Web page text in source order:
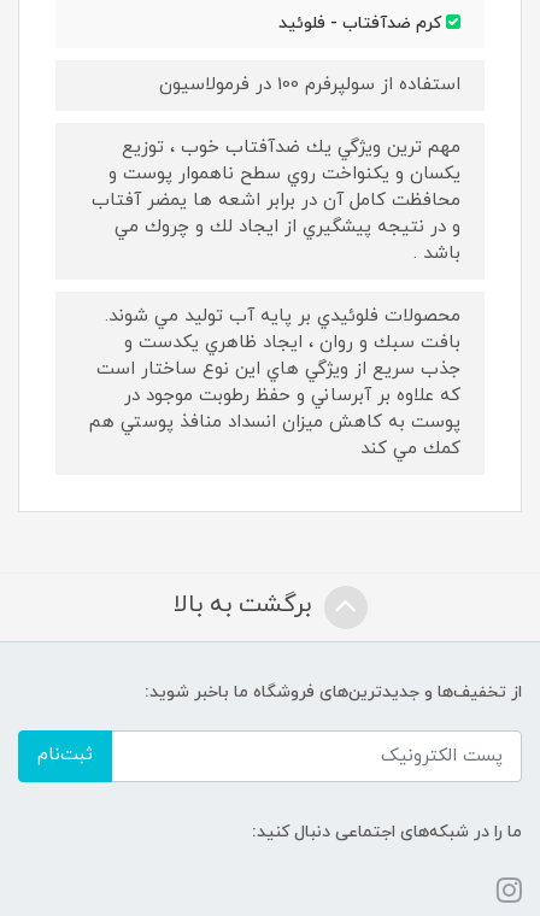
كرم ضدآفتاب - فلوئيد
استفاده از سولپرفرم 100 در فرمولاسيون
مهم ترين ويژگي يك ضدآفتاب خوب ، توزيع
يكسان و يكنواخت روي سطح ناهموار پوست و
محافظت كامل آن در برابر اشعه ها يمضر آفتاب
و در نتيجه پيشگيري از ايجاد لك و چروك مي
باشد .
محصولات فلوئيدي بر پايه آب توليد مي شوند.
بافت سبك و روان ، ايجاد ظاهري يكدست و
جذب سريع از ويژگي هاي اين نوع ساختار است
كه علاوه بر آبرساني و حفظ رطوبت موجود در
پوست به كاهش ميزان انسداد منافذ پوستي هم
كمك مي كند
برگشت به بالا
از تخفیف‌ها و جدیدترین‌های فروشگاه ما باخبر شوید:
ثبت‌نام
ما را در شبکه‌های اجتماعی دنبال کنید: